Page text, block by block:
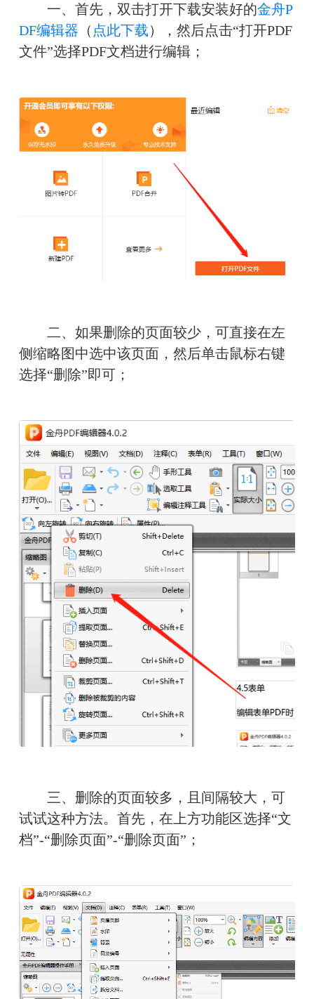
一、首先，双击打开下载安装好的金舟P
DF编辑器 （ 点此下载），然后点击“打开PDF
文件”选择PDF文档进行编辑；
二、如果删除的页面较少，可直接在左
侧缩略图中选中该页面，然后单击鼠标右键
选择“删除”即可；
三、删除的页面较多，且间隔较大，可
试试这种方法。首先，在上方功能区选择“文
档”-“删除页面”-“删除页面”；